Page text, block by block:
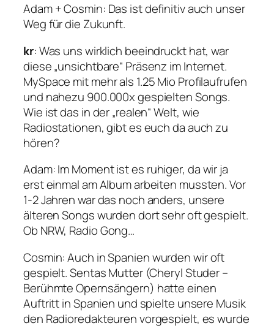
Adam + Cosmin: Das ist definitiv auch unser
Weg für die Zukunft.
kr: Was uns wirklich beeindruckt hat, war
diese „unsichtbare“ Präsenz im Internet.
MySpace mit mehr als 1.25 Mio Profilaufrufen
und nahezu 900.000x gespielten Songs.
Wie ist das in der „realen“ Welt, wie
Radiostationen, gibt es euch da auch zu
hören?
Adam: Im Moment ist es ruhiger, da wir ja
erst einmal am Album arbeiten mussten. Vor
1-2 Jahren war das noch anders, unsere
älteren Songs wurden dort sehr oft gespielt.
Ob NRW, Radio Gong…
Cosmin: Auch in Spanien wurden wir oft
gespielt. Sentas Mutter (Cheryl Studer –
Berühmte Opernsängern) hatte einen
Auftritt in Spanien und spielte unsere Musik
den Radioredakteuren vorgespielt, es wurde